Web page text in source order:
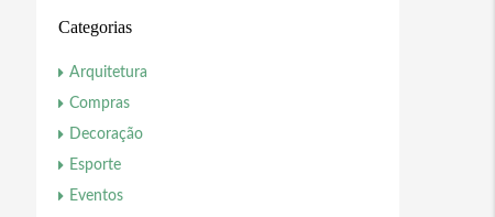
Categorias
Arquitetura
Compras
Decoração
Esporte
Eventos